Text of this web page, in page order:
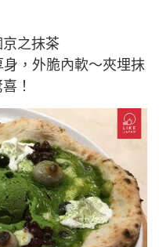
之抹茶
身，外脆內軟～夾埋抹
！